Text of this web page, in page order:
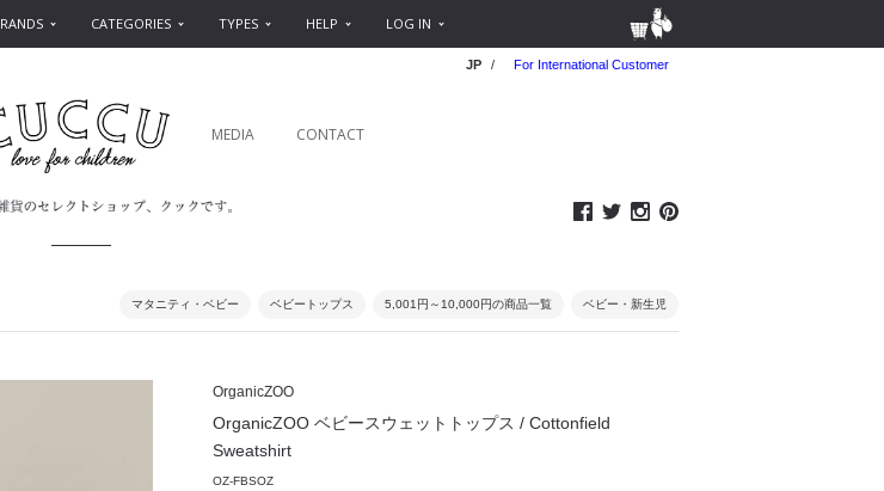
CATEGORIES TYPES HELP LOG IN
JP / For International Customer
MEDIA CONTACT
マタニティ・ベビー ベビートップス 5,001円～10,000円の商品一覧 ベビー・新生児
OrganicZOO
OrganicZOO ベビースウェットトップス / Cottonfield
Sweatshirt
OZ-FBSOZ